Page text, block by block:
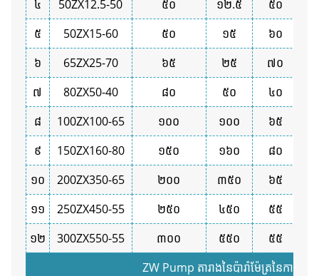
៤ 50ZX12.5-50 ៥០ ១២.៥ ៥០
៥
50ZX15-60 ៥០ ១៥ ៦០
៦
65ZX25-70 ៦៥ ២៥ ៧០
៧
80ZX50-40 ៨០ ៥០ ៤០
៨
100ZX100-65 ១០០ ១០០ ៦៥
៩
150ZX160-80 ១៥០ ១៦០ ៨០
១០
200ZX350-65 ២០០ ៣៥០ ៦៥
១១
250ZX450-55 ២៥០ ៤៥០ ៥៥
១២
300ZX550-55 ៣០០ ៥៥០ ៥៥
ZW Pump តារាងនៃប៉ារ៉ាម៉ែត្រនៃការអនុវ